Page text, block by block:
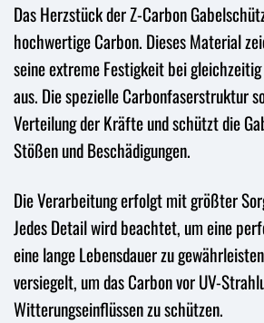
Das Herzstück der Z-Carbon
hochwertige Carbon. Dieses Material
seine extreme Festigkeit bei
aus. Die spezielle Carbonfaserstruktur
Verteilung der Kräfte und schützt die
Stößen und Beschädigungen.
Die Verarbeitung erfolgt mit größter
Jedes Detail wird beachtet, um eine
eine lange Lebensdauer zu
versiegelt, um das Carbon vor UV-
Witterungseinflüssen zu schützen.